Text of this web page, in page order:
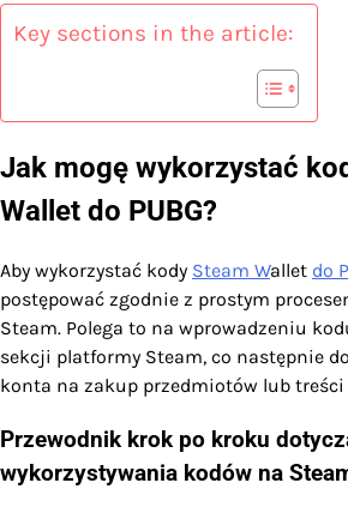
Key sections in the article:
Jak mogę wykorzystać
Wallet do PUBG?
Aby wykorzystać kody Steam Wallet do
postępować zgodnie z prostym
Steam. Polega to na wprowadzeniu
sekcji platformy Steam, co następnie
konta na zakup przedmiotów lub treści
Przewodnik krok po kroku
wykorzystywania kodów na